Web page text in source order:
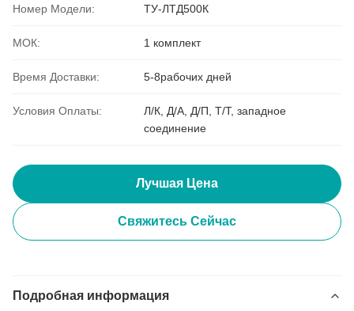
Номер Модели: ТУ-ЛТД500К
МОК: 1 комплект
Время Доставки: 5-8рабочих дней
Условия Оплаты:
Л/К, Д/А, Д/П, Т/Т, западное
соединение
Лучшая Цена
Свяжитесь Сейчас
Подробная информация